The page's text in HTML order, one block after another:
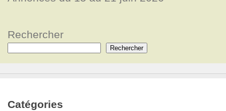
Rechercher
Rechercher
Catégories